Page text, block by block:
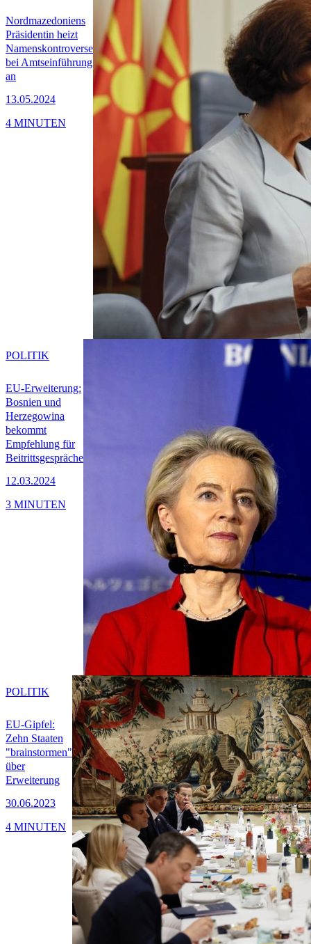
Nordmazedoniens
Präsidentin heizt
Namenskontroverse
bei Amtseinführung
an
13.05.2024
4 MINUTEN
EU-Erweiterung:
Bosnien und
Herzegowina
bekommt
Empfehlung für
Beitrittsgespräche
12.03.2024
POLITIK
3 MINUTEN
EU-Gipfel:
Zehn Staaten
"brainstormen"
über
Erweiterung
30.06.2023
POLITIK
4 MINUTEN